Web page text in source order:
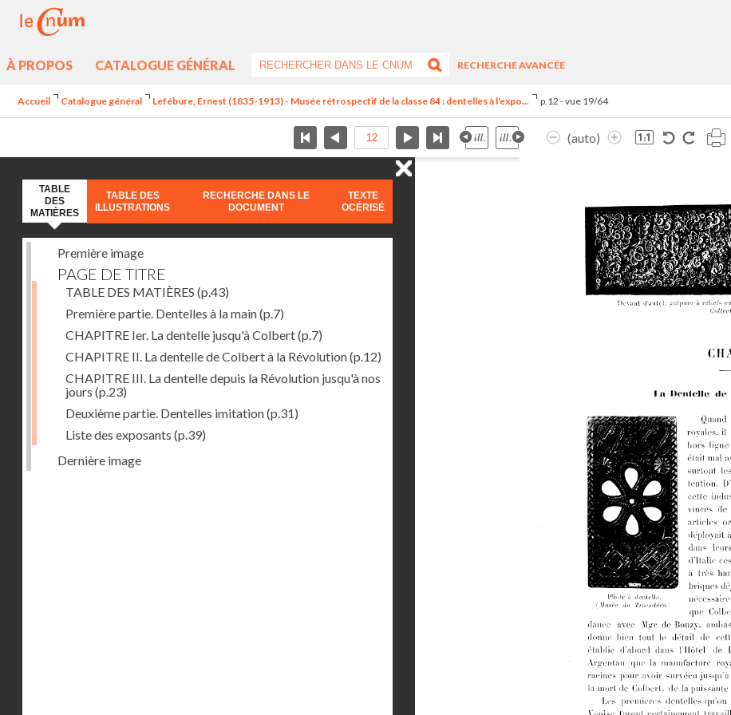
À PROPOS CATALOGUE GÉNÉRAL
RECHERCHE AVANCÉE
Accueil Catalogue général Lefébure, Ernest (1835-1913) - Musée rétrospectif de la classe 84 : dentelles à l'expo... p.12 - vue 19/64
(auto)
TABLE
DES
MATIÈRES
TABLE DES
ILLUSTRATIONS
RECHERCHE DANS LE
DOCUMENT
TEXTE
OCÉRISÉ
Première image
PAGE DE TITRE
TABLE DES MATIÈRES (p.43)
Première partie. Dentelles à la main(p.7)
CHAPITRE Ier. La dentelle jusqu'à Colbert(p.7)
CHAPITRE II. La dentelle de Colbert à la Révolution(p.12)
CHAPITRE III. La dentelle depuis la Révolution jusqu'à nos
jours (p.23)
Deuxième partie. Dentelles imitation(p.31)
Liste des exposants (p.39)
Dernière image